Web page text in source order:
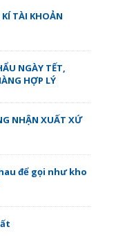
TÀI KHOẢN
NGÀY TẾT,
HỢP LÝ
NHẬN XUẤT XỨ
để gọi như kho